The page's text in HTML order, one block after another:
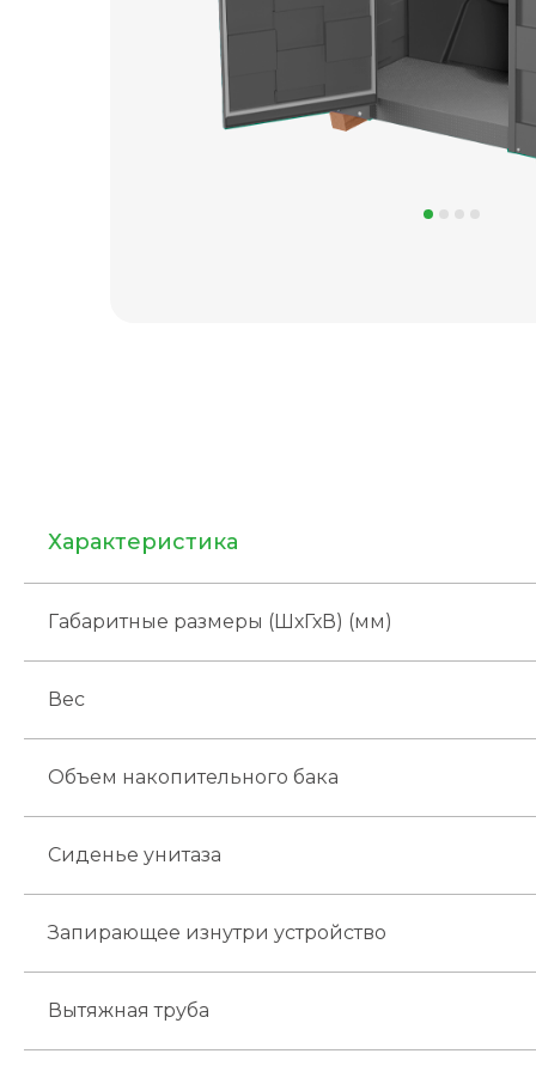
Характеристика
Габаритные размеры (ШхГхВ) (мм)
Вес
Объем накопительного бака
Сиденье унитаза
Запирающее изнутри устройство
Вытяжная труба